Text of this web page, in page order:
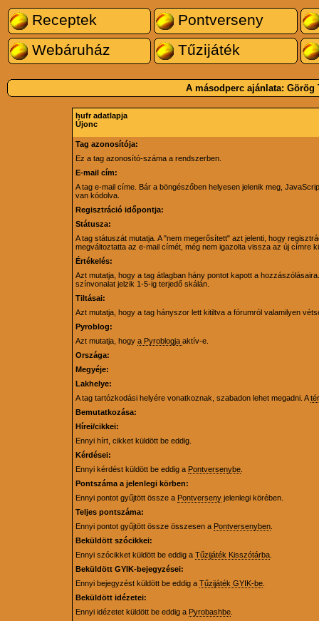
Receptek
Pontverseny
Webáruház
Tűzijáték
A másodperc ajánlata: Görög
hufr adatlapja
Újonc
Tag azonosítója:
Ez a tag azonosító-száma a rendszerben.
E-mail cím:
A tag e-mail címe. Bár a böngészőben helyesen jelenik meg,
van kódolva.
Regisztráció időpontja:
Státusza:
A tag státuszát mutatja. A "nem megerősített" azt jelenti, hogy
megváltoztatta az e-mail címét, még nem igazolta vissza az új címre
Értékelés:
Azt mutatja, hogy a tag átlagban hány pontot kapott a
színvonalat jelzik 1-5-ig terjedő skálán.
Tiltásai:
Azt mutatja, hogy a tag hányszor lett kitiltva a fórumról valamilyen
Pyroblog:
Azt mutatja, hogy a Pyroblogja aktív-e.
Országa:
Megyéje:
Lakhelye:
A tag tartózkodási helyére vonatkoznak, szabadon lehet megadni. A
Bemutatkozása:
Hírei/cikkei:
Ennyi hírt, cikket küldött be eddig.
Kérdései:
Ennyi kérdést küldött be eddig a Pontversenybe.
Pontszáma a jelenlegi körben:
Ennyi pontot gyűjtött össze a Pontversenyjelenlegi körében.
Teljes pontszáma:
Ennyi pontot gyűjtött össze összesen a Pontversenyben.
Beküldött szócikkei:
Ennyi szócikket küldött be eddig a Tűzijáték Kisszótárba.
Beküldött GYIK-bejegyzései:
Ennyi bejegyzést küldött be eddig a Tűzijáték GYIK-be.
Beküldött idézetei:
Ennyi idézetet küldött be eddig a Pyrobashbe.